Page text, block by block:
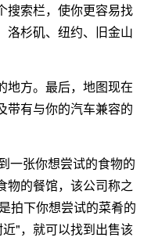
搜索栏，使你更容易找
洛杉矶、纽约、旧金山
地方。最后，地图现在
带有与你的汽车兼容的
一张你想尝试的食物的
物的餐馆，该公司称之
拍下你想尝试的菜肴的
"，就可以找到出售该